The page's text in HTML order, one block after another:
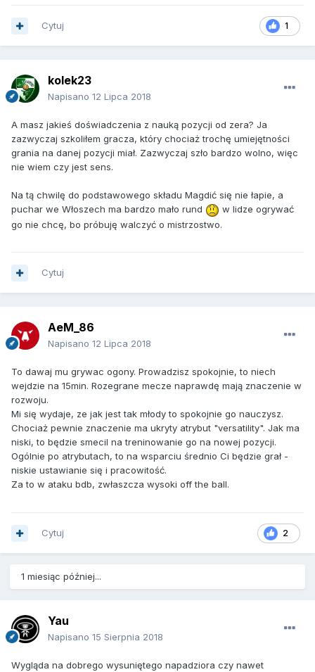
1
Cytuj
kolek23
Napisano 12 Lipca 2018
A masz jakieś doświadczenia z nauką pozycji od zera? Ja
zazwyczaj szkoliłem gracza, który chociaż trochę umiejętności
grania na danej pozycji miał. Zazwyczaj szło bardzo wolno, więc
nie wiem czy jest sens.
Na tą chwilę do podstawowego składu Magdić się nie łapie, a
puchar we Włoszech ma bardzo mało rund
w lidze ogrywać
go nie chcę, bo próbuję walczyć o mistrzostwo.
Cytuj
AeM_86
Napisano 12 Lipca 2018
To dawaj mu grywac ogony. Prowadzisz spokojnie, to niech
wejdzie na 15min. Rozegrane mecze naprawdę mają znaczenie w
rozwoju.
Mi się wydaje, ze jak jest tak młody to spokojnie go nauczysz.
Chociaż pewnie znaczenie ma ukryty atrybut "versatility". Jak ma
niski, to będzie smecil na treninowanie go na nowej pozycji.
Ogólnie po atrybutach, to na wsparciu średnio Ci będzie grał -
niskie ustawianie się i pracowitość.
Za to w ataku bdb, zwłaszcza wysoki off the ball.
2
Cytuj
1 miesiąc później...
Yau
Napisano 15 Sierpnia 2018
Wygląda na dobrego wysuniętego napadziora czy nawet